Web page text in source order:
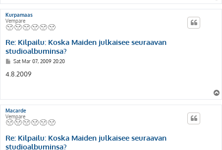
Kurpamaas
Vempare
Re: Kilpailu: Koska Maiden julkaisee seuraavan
studioalbuminsa?
P
s
t
Sat Mar 07, 2009 20:20
4.8.2009
Macarde
Vempare
Re: Kilpailu: Koska Maiden julkaisee seuraavan
studioalbuminsa?